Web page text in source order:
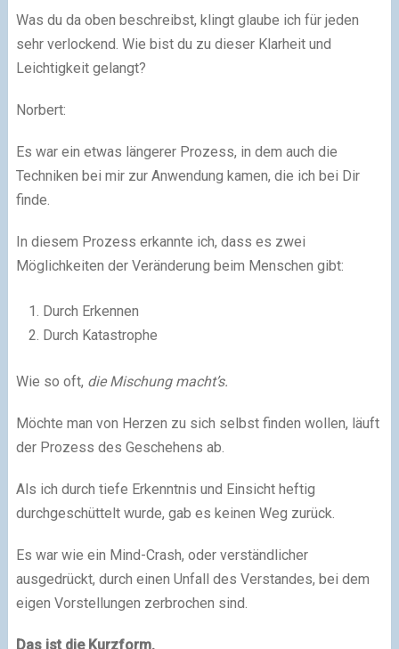
Was du da oben beschreibst, klingt glaube ich für jeden
sehr verlockend. Wie bist du zu dieser Klarheit und
Leichtigkeit gelangt?
Norbert:
Es war ein etwas längerer Prozess, in dem auch die
Techniken bei mir zur Anwendung kamen, die ich bei Dir
finde.
In diesem Prozess erkannte ich, dass es zwei
Möglichkeiten der Veränderung beim Menschen gibt:
Durch Erkennen
Durch Katastrophe
Wie so oft, die Mischung macht’s.
Möchte man von Herzen zu sich selbst finden wollen, läuft
der Prozess des Geschehens ab.
Als ich durch tiefe Erkenntnis und Einsicht heftig
durchgeschüttelt wurde, gab es keinen Weg zurück.
Es war wie ein Mind-Crash, oder verständlicher
ausgedrückt, durch einen Unfall des Verstandes, bei dem
eigen Vorstellungen zerbrochen sind.
Das ist die Kurzform.